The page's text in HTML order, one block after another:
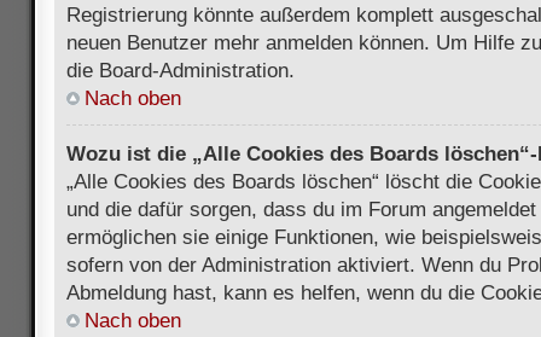
Registrierung könnte außerdem komplett
neuen Benutzer mehr anmelden können. Um Hilfe
die Board-Administration.
Nach oben
Wozu ist die „Alle Cookies des Boards
„Alle Cookies des Boards löschen“ löscht die
und die dafür sorgen, dass du im Forum
ermöglichen sie einige Funktionen, wie
sofern von der Administration aktiviert. Wenn du
Abmeldung hast, kann es helfen, wenn du die
Nach oben